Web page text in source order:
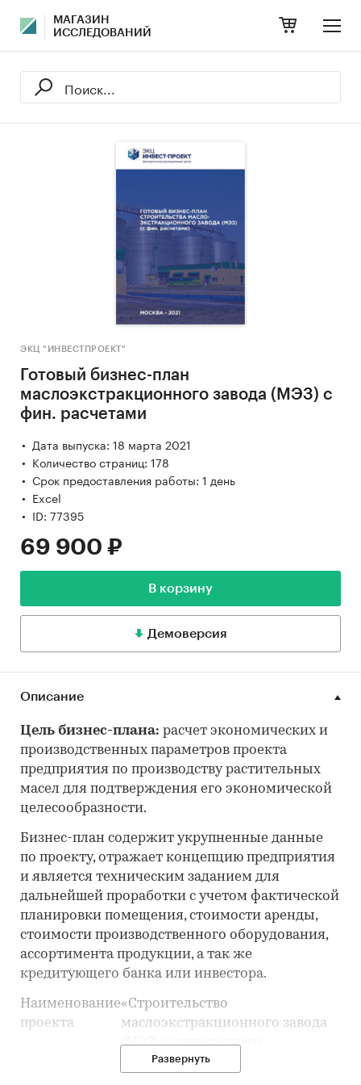
МАГАЗИН
ИССЛЕДОВАНИЙ
ЭКЦ "ИНВЕСТПРОЕКТ"
Готовый бизнес-план
маслоэкстракционного завода (МЭЗ) с
фин. расчетами
Дата выпуска: 18 марта 2021
Количество страниц: 178
Срок предоставления работы: 1 день
Excel
ID: 77395
69 900 ₽
В корзину
Демоверсия
Описание
Цель бизнес-плана: расчет экономических и
производственных параметров проекта
предприятия по производству растительных
масел для подтверждения его экономической
целесообразности.
Бизнес-план содержит укрупненные данные
по проекту, отражает концепцию предприятия
и является техническим заданием для
дальнейшей проработки с учетом фактической
планировки помещения, стоимости аренды,
стоимости производственного оборудования,
ассортимента продукции, а так же
кредитующего банка или инвестора.
Наименование
проекта
«Строительство
маслоэкстракционного завода
(МЭЗ) с элеваторным
комплексом мощностью
Развернуть